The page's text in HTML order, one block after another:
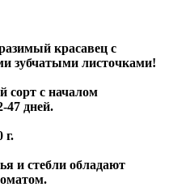
красавец с
зубчатыми листочками!
сорт с началом
47 дней.
г.
и стебли обладают